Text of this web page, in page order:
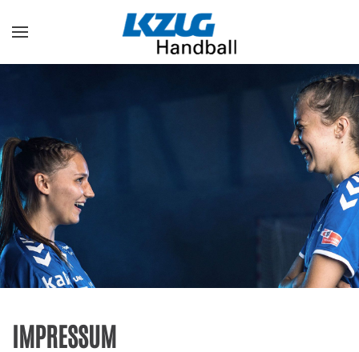
Zum Hauptinhalt springen
IMPRESSUM